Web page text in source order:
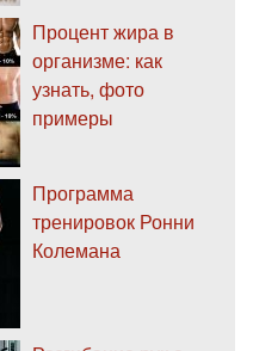
Процент жира в
организме: как
узнать, фото
примеры
Программа
тренировок Ронни
Колемана